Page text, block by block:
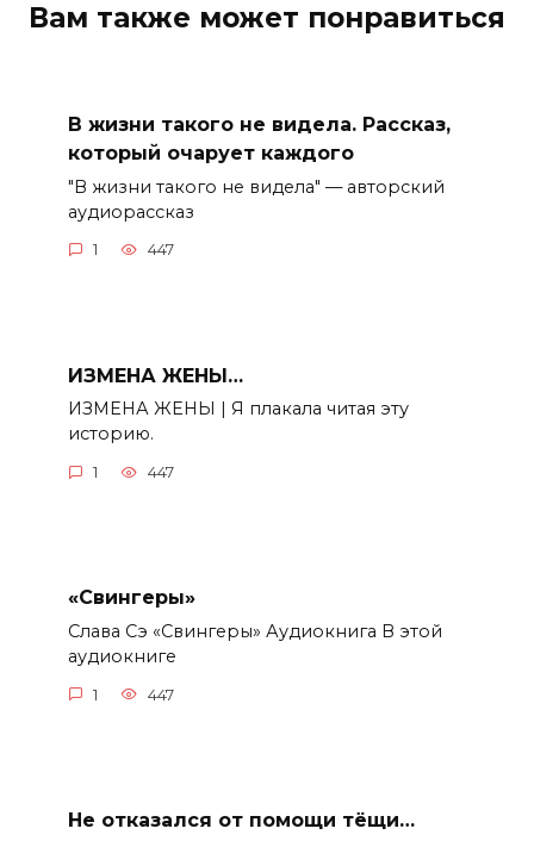
Вам также может понравиться
В жизни такого не видела. Рассказ,
который очарует каждого
"В жизни такого не видела" — авторский
аудиорассказ
1 447
ИЗМЕНА ЖЕНЫ…
ИЗМЕНА ЖЕНЫ | Я плакала читая эту
историю.
1 447
«Свингеры»
Слава Сэ «Свингеры» Аудиокнига В этой
аудиокниге
1 447
Не отказался от помощи тёщи…